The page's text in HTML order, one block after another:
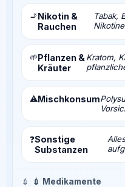
🚬Nikotin &
Rauchen
Tabak,
🌱Pflanzen &
Kräuter
Kratom,
⚠️Mischkonsum
❓Sonstige
Substanzen
💉 💉 Medikamente